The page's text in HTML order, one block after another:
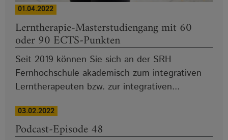
01.04.2022
Lerntherapie-Masterstudiengang mit 60
oder 90 ECTS-Punkten
Seit 2019 können Sie sich an der SRH
Fernhochschule akademisch zum integrativen
Lerntherapeuten bzw. zur integrativen...
03.02.2022
Podcast-Episode 48